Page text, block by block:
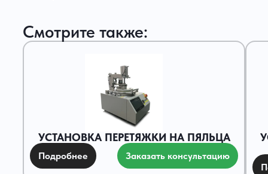
Смотрите также:
УСТАНОВКА ПЕРЕТЯЖКИ НА ПЯЛЬЦА
Подробнее Заказать консультацию